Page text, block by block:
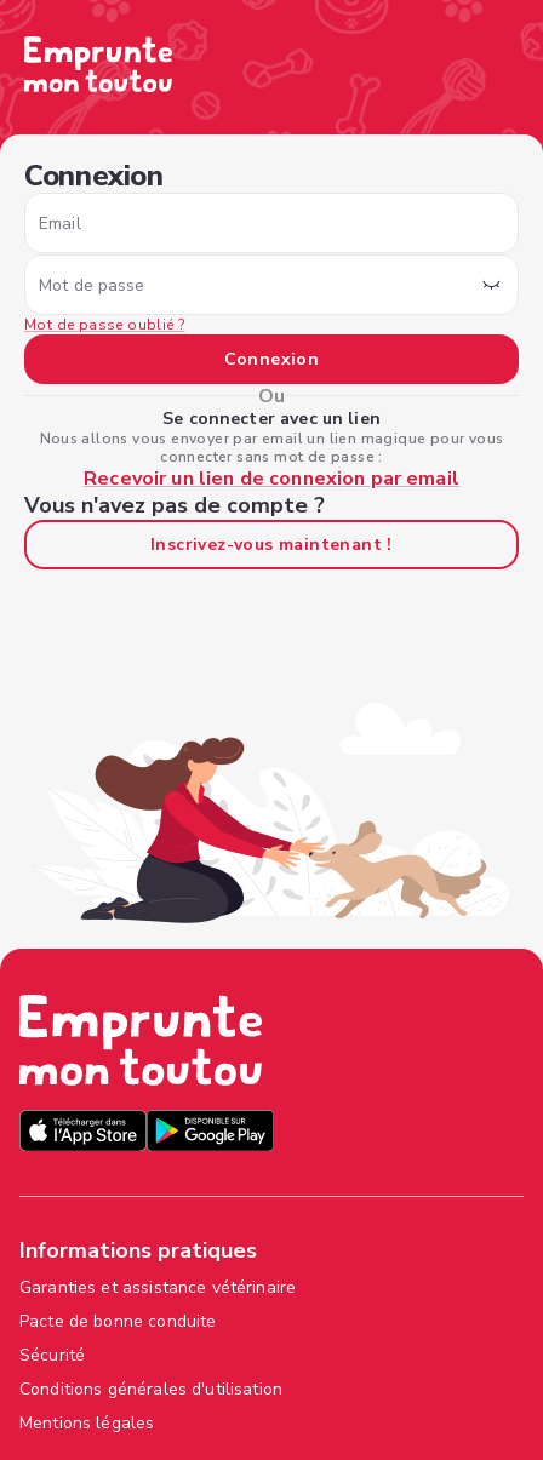
Connexion
Email
Mot de passe
Mot de passe oublié ?
Connexion
Ou
Se connecter avec un lien
Nous allons vous envoyer par email un lien magique pour vous
connecter sans mot de passe :
Recevoir un lien de connexion par email
Vous n'avez pas de compte ?
Inscrivez-vous maintenant !
Informations pratiques
Garanties et assistance vétérinaire
Pacte de bonne conduite
Sécurité
Conditions générales d'utilisation
Mentions légales
/sign-in?nextPage=%2Fview-profile%2F4ad56580-67c8-